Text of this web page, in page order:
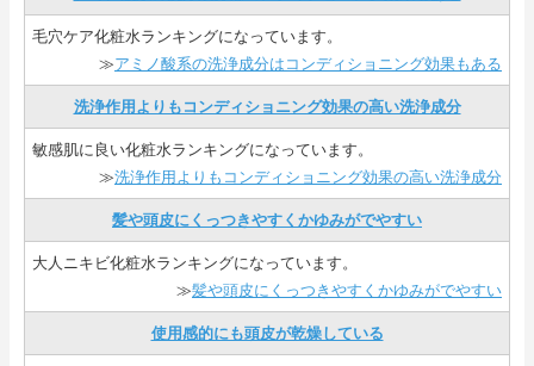
毛穴ケア化粧水ランキングになっています。
≫アミノ酸系の洗浄成分はコンディショニング効果もある
洗浄作用よりもコンディショニング効果の高い洗浄成分
敏感肌に良い化粧水ランキングになっています。
≫洗浄作用よりもコンディショニング効果の高い洗浄成分
髪や頭皮にくっつきやすくかゆみがでやすい
大人ニキビ化粧水ランキングになっています。
≫髪や頭皮にくっつきやすくかゆみがでやすい
使用感的にも頭皮が乾燥している